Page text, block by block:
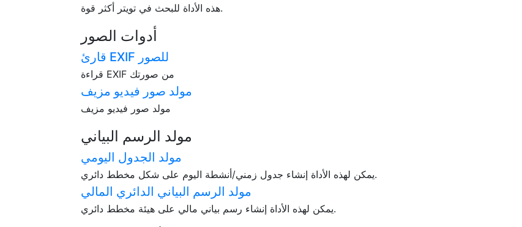
هذه الأداة للبحث في تويتر أكثر قوة.
أدوات الصور
قارئ EXIF للصور
قراءة EXIF من صورتك
مولد صور فيديو مزيف
مولد صور فيديو مزيف
مولد الرسم البياني
مولد الجدول اليومي
يمكن لهذه الأداة إنشاء جدول زمني/أنشطة اليوم على شكل مخطط دائري.
مولد الرسم البياني الدائري المالي
يمكن لهذه الأداة إنشاء رسم بياني مالي على هيئة مخطط دائري.